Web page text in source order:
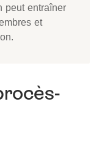
peut entraîner
et